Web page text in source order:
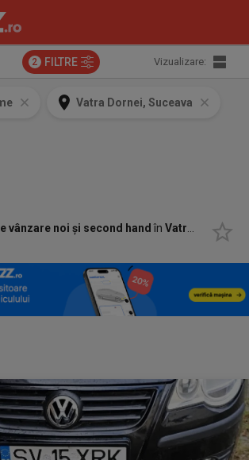
2 FILTRE Vizualizare:
Vatra Dornei, Suceava
vânzare noi și second hand înVatra Dornei, Suceava